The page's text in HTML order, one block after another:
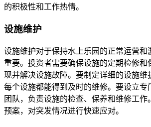
的积极性和工作热情。
设施维护
设施维护对于保持水上乐园的正常运营和
重要。投资者需要确保设施的定期检修和
现并解决设施故障。要制定详细的设施维
每个设施都能得到及时的维修。要设立专
团队，负责设施的检查、保养和维修工作
预案，对突发情况进行快速应对。